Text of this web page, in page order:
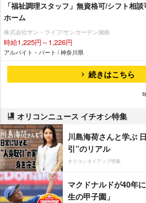
「福祉調理スタッフ」無資格可/シフト相
ホーム
株式会社サン・ライフ/サンガーデン湘南
時給1,225円～1,226円
アルバイト・パート / 神奈川県
続きはこちら
オリコンニュース イチオシ特集
川島海荷さんと学ぶ
引”のリアル
オリコンタイアップ特集
マクドナルドが40年
生の甲子園」